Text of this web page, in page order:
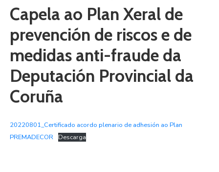
Capela ao Plan Xeral de
prevención de riscos e de
medidas anti-fraude da
Deputación Provincial da
Coruña
20220801_Certificado acordo plenario de adhesión ao Plan
PREMADECOR
Descarga